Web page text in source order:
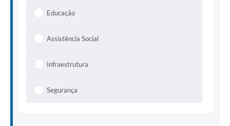
Educação
Assistência Social
Infraestrutura
Segurança